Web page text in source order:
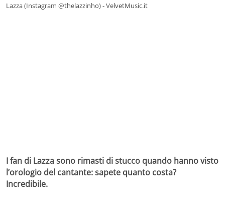
Lazza (Instagram @thelazzinho) - VelvetMusic.it
I fan di Lazza sono rimasti di stucco quando hanno visto
l’orologio del cantante: sapete quanto costa?
Incredibile.